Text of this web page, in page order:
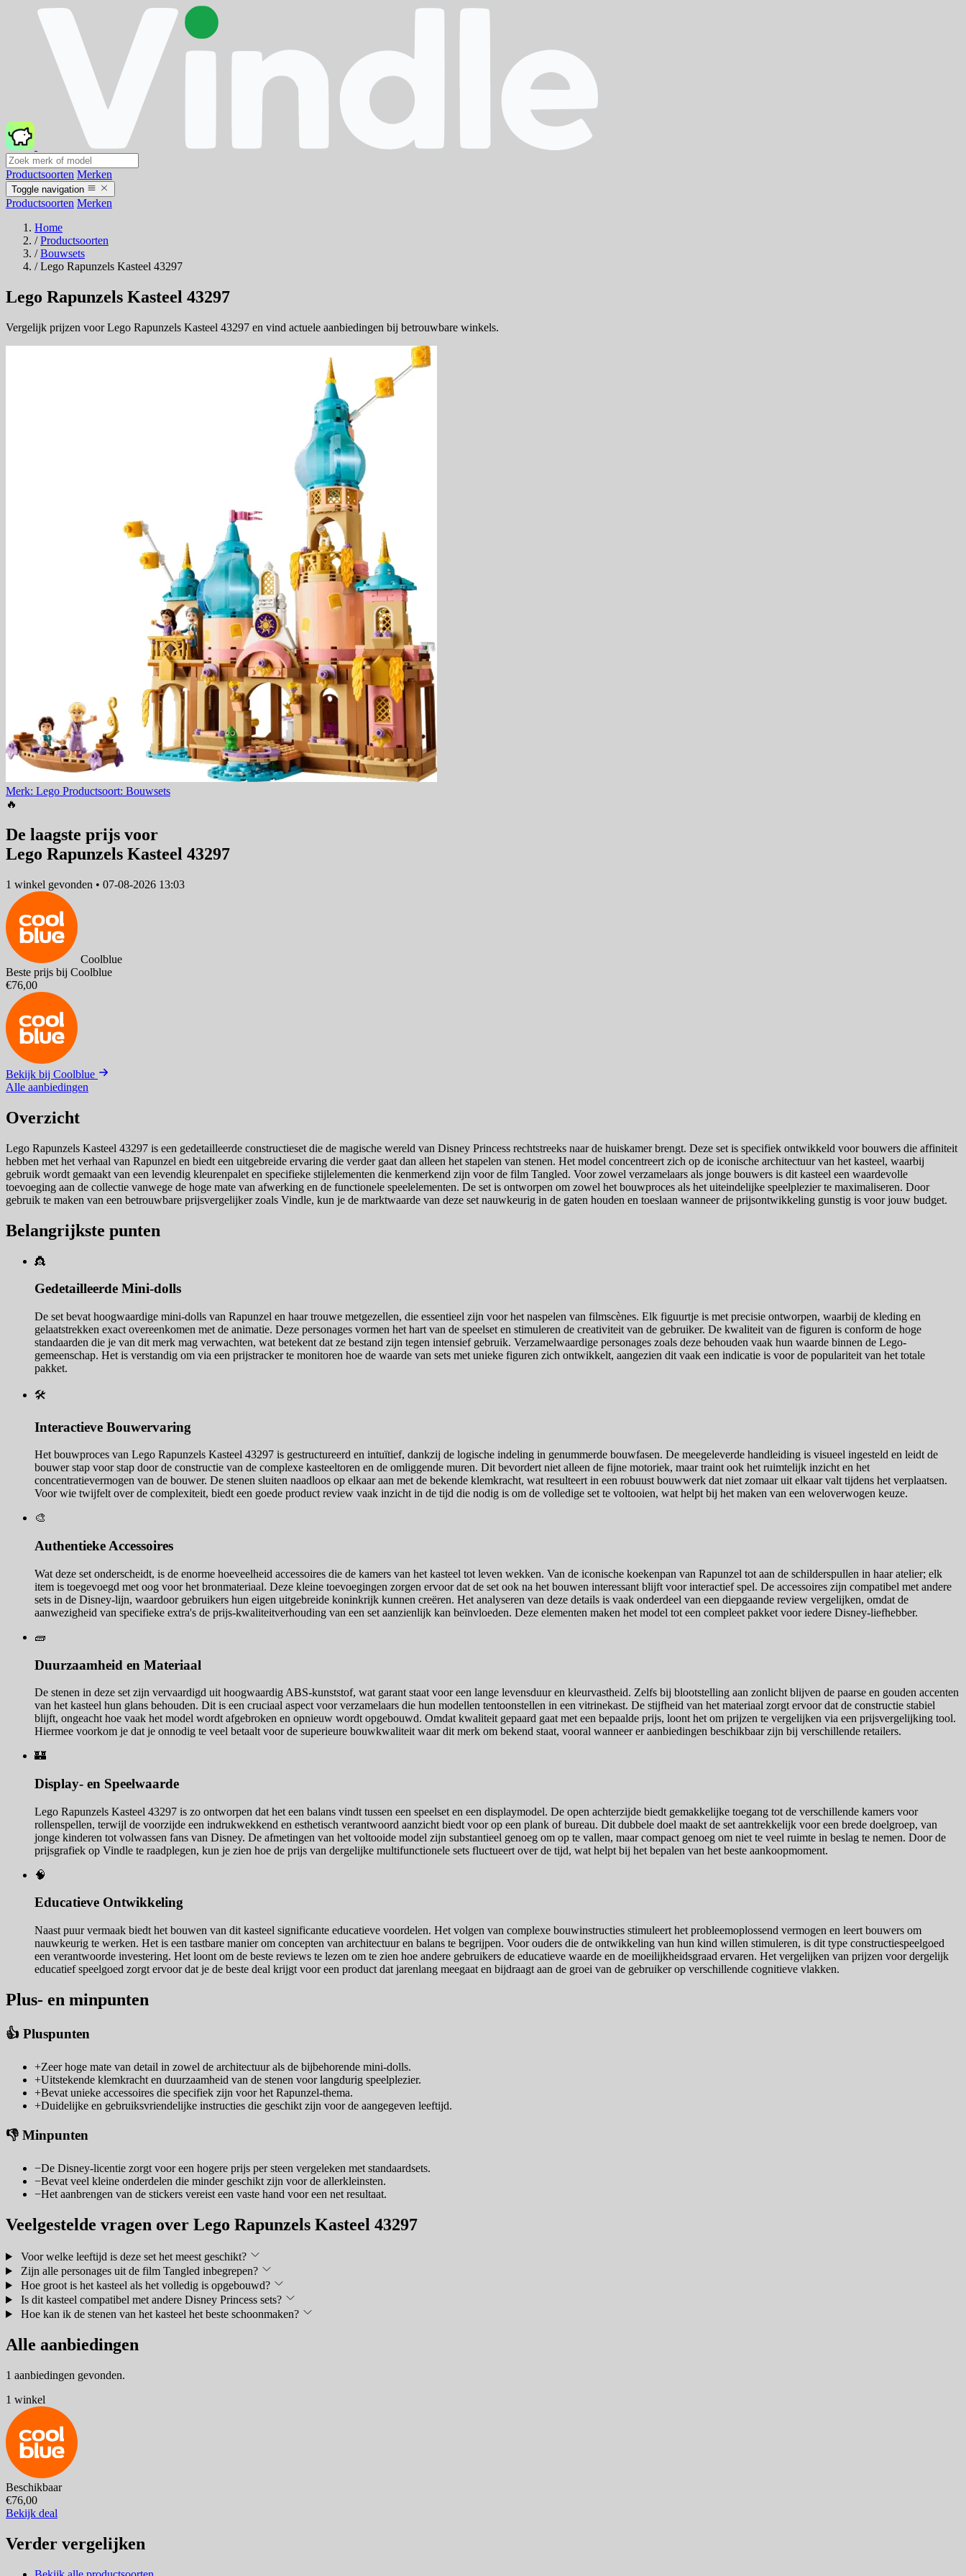
Productsoorten Merken
Toggle navigation
Productsoorten Merken
Home
/ Productsoorten
/ Bouwsets
/ Lego Rapunzels Kasteel 43297
Lego Rapunzels Kasteel 43297
Vergelijk prijzen voor Lego Rapunzels Kasteel 43297 en vind actuele aanbiedingen bij betrouwbare winkels.
Merk: Lego Productsoort: Bouwsets
🔥
De laagste prijs voor
Lego Rapunzels Kasteel 43297
1 winkel gevonden • 07-08-2026 13:03
Coolblue
Beste prijs bij Coolblue
€76,00
Bekijk bij Coolblue
Alle aanbiedingen
Overzicht
Lego Rapunzels Kasteel 43297 is een gedetailleerde constructieset die de magische wereld van Disney Princess rechtstreeks naar de huiskamer brengt. Deze set is specifiek ontwikkeld voor bouwers die affiniteit
hebben met het verhaal van Rapunzel en biedt een uitgebreide ervaring die verder gaat dan alleen het stapelen van stenen. Het model concentreert zich op de iconische architectuur van het kasteel, waarbij
gebruik wordt gemaakt van een levendig kleurenpalet en specifieke stijlelementen die kenmerkend zijn voor de film Tangled. Voor zowel verzamelaars als jonge bouwers is dit kasteel een waardevolle
toevoeging aan de collectie vanwege de hoge mate van afwerking en de functionele speelelementen. De set is ontworpen om zowel het bouwproces als het uiteindelijke speelplezier te maximaliseren. Door
gebruik te maken van een betrouwbare prijsvergelijker zoals Vindle, kun je de marktwaarde van deze set nauwkeurig in de gaten houden en toeslaan wanneer de prijsontwikkeling gunstig is voor jouw budget.
Belangrijkste punten
👸
Gedetailleerde Mini-dolls
De set bevat hoogwaardige mini-dolls van Rapunzel en haar trouwe metgezellen, die essentieel zijn voor het naspelen van filmscènes. Elk figuurtje is met precisie ontworpen, waarbij de kleding en
gelaatstrekken exact overeenkomen met de animatie. Deze personages vormen het hart van de speelset en stimuleren de creativiteit van de gebruiker. De kwaliteit van de figuren is conform de hoge
standaarden die je van dit merk mag verwachten, wat betekent dat ze bestand zijn tegen intensief gebruik. Verzamelwaardige personages zoals deze behouden vaak hun waarde binnen de Lego-
gemeenschap. Het is verstandig om via een prijstracker te monitoren hoe de waarde van sets met unieke figuren zich ontwikkelt, aangezien dit vaak een indicatie is voor de populariteit van het totale
pakket.
🛠️
Interactieve Bouwervaring
Het bouwproces van Lego Rapunzels Kasteel 43297 is gestructureerd en intuïtief, dankzij de logische indeling in genummerde bouwfasen. De meegeleverde handleiding is visueel ingesteld en leidt de
bouwer stap voor stap door de constructie van de complexe kasteeltoren en de omliggende muren. Dit bevordert niet alleen de fijne motoriek, maar traint ook het ruimtelijk inzicht en het
concentratievermogen van de bouwer. De stenen sluiten naadloos op elkaar aan met de bekende klemkracht, wat resulteert in een robuust bouwwerk dat niet zomaar uit elkaar valt tijdens het verplaatsen.
Voor wie twijfelt over de complexiteit, biedt een goede product review vaak inzicht in de tijd die nodig is om de volledige set te voltooien, wat helpt bij het maken van een weloverwogen keuze.
🎨
Authentieke Accessoires
Wat deze set onderscheidt, is de enorme hoeveelheid accessoires die de kamers van het kasteel tot leven wekken. Van de iconische koekenpan van Rapunzel tot aan de schilderspullen in haar atelier; elk
item is toegevoegd met oog voor het bronmateriaal. Deze kleine toevoegingen zorgen ervoor dat de set ook na het bouwen interessant blijft voor interactief spel. De accessoires zijn compatibel met andere
sets in de Disney-lijn, waardoor gebruikers hun eigen uitgebreide koninkrijk kunnen creëren. Het analyseren van deze details is vaak onderdeel van een diepgaande review vergelijken, omdat de
aanwezigheid van specifieke extra's de prijs-kwaliteitverhouding van een set aanzienlijk kan beïnvloeden. Deze elementen maken het model tot een compleet pakket voor iedere Disney-liefhebber.
🧱
Duurzaamheid en Materiaal
De stenen in deze set zijn vervaardigd uit hoogwaardig ABS-kunststof, wat garant staat voor een lange levensduur en kleurvastheid. Zelfs bij blootstelling aan zonlicht blijven de paarse en gouden accenten
van het kasteel hun glans behouden. Dit is een cruciaal aspect voor verzamelaars die hun modellen tentoonstellen in een vitrinekast. De stijfheid van het materiaal zorgt ervoor dat de constructie stabiel
blijft, ongeacht hoe vaak het model wordt afgebroken en opnieuw wordt opgebouwd. Omdat kwaliteit gepaard gaat met een bepaalde prijs, loont het om prijzen te vergelijken via een prijsvergelijking tool.
Hiermee voorkom je dat je onnodig te veel betaalt voor de superieure bouwkwaliteit waar dit merk om bekend staat, vooral wanneer er aanbiedingen beschikbaar zijn bij verschillende retailers.
🏰
Display- en Speelwaarde
Lego Rapunzels Kasteel 43297 is zo ontworpen dat het een balans vindt tussen een speelset en een displaymodel. De open achterzijde biedt gemakkelijke toegang tot de verschillende kamers voor
rollenspellen, terwijl de voorzijde een indrukwekkend en esthetisch verantwoord aanzicht biedt voor op een plank of bureau. Dit dubbele doel maakt de set aantrekkelijk voor een brede doelgroep, van
jonge kinderen tot volwassen fans van Disney. De afmetingen van het voltooide model zijn substantieel genoeg om op te vallen, maar compact genoeg om niet te veel ruimte in beslag te nemen. Door de
prijsgrafiek op Vindle te raadplegen, kun je zien hoe de prijs van dergelijke multifunctionele sets fluctueert over de tijd, wat helpt bij het bepalen van het beste aankoopmoment.
🧠
Educatieve Ontwikkeling
Naast puur vermaak biedt het bouwen van dit kasteel significante educatieve voordelen. Het volgen van complexe bouwinstructies stimuleert het probleemoplossend vermogen en leert bouwers om
nauwkeurig te werken. Het is een tastbare manier om concepten van architectuur en balans te begrijpen. Voor ouders die de ontwikkeling van hun kind willen stimuleren, is dit type constructiespeelgoed
een verantwoorde investering. Het loont om de beste reviews te lezen om te zien hoe andere gebruikers de educatieve waarde en de moeilijkheidsgraad ervaren. Het vergelijken van prijzen voor dergelijk
educatief speelgoed zorgt ervoor dat je de beste deal krijgt voor een product dat jarenlang meegaat en bijdraagt aan de groei van de gebruiker op verschillende cognitieve vlakken.
Plus- en minpunten
👍 Pluspunten
+Zeer hoge mate van detail in zowel de architectuur als de bijbehorende mini-dolls.
+Uitstekende klemkracht en duurzaamheid van de stenen voor langdurig speelplezier.
+Bevat unieke accessoires die specifiek zijn voor het Rapunzel-thema.
+Duidelijke en gebruiksvriendelijke instructies die geschikt zijn voor de aangegeven leeftijd.
👎 Minpunten
−De Disney-licentie zorgt voor een hogere prijs per steen vergeleken met standaardsets.
−Bevat veel kleine onderdelen die minder geschikt zijn voor de allerkleinsten.
−Het aanbrengen van de stickers vereist een vaste hand voor een net resultaat.
Veelgestelde vragen over Lego Rapunzels Kasteel 43297
Voor welke leeftijd is deze set het meest geschikt?
Zijn alle personages uit de film Tangled inbegrepen?
Hoe groot is het kasteel als het volledig is opgebouwd?
Is dit kasteel compatibel met andere Disney Princess sets?
Hoe kan ik de stenen van het kasteel het beste schoonmaken?
Alle aanbiedingen
1 aanbiedingen gevonden.
1 winkel
Beschikbaar
€76,00
Bekijk deal
Verder vergelijken